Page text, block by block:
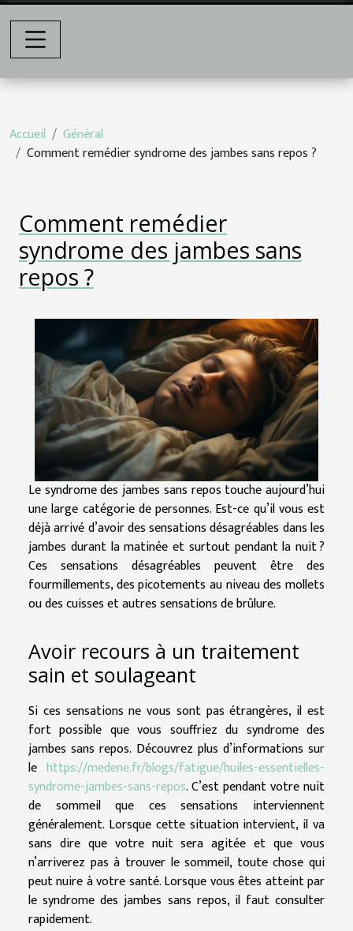
Accueil
Général
Comment remédier syndrome des jambes sans repos ?
Comment remédier
syndrome des jambes sans
repos ?
Le syndrome des jambes sans repos touche aujourd’hui
une large catégorie de personnes. Est-ce qu’il vous est
déjà arrivé d’avoir des sensations désagréables dans les
jambes durant la matinée et surtout pendant la nuit ?
Ces sensations désagréables peuvent être des
fourmillements, des picotements au niveau des mollets
ou des cuisses et autres sensations de brûlure.
Avoir recours à un traitement
sain et soulageant
Si ces sensations ne vous sont pas étrangères, il est
fort possible que vous souffriez du syndrome des
jambes sans repos. Découvrez plus d’informations sur
le https://medene.fr/blogs/fatigue/huiles-essentielles-
syndrome-jambes-sans-repos. C’est pendant votre nuit
de sommeil que ces sensations interviennent
généralement. Lorsque cette situation intervient, il va
sans dire que votre nuit sera agitée et que vous
n’arriverez pas à trouver le sommeil, toute chose qui
peut nuire à votre santé. Lorsque vous êtes atteint par
le syndrome des jambes sans repos, il faut consulter
rapidement.